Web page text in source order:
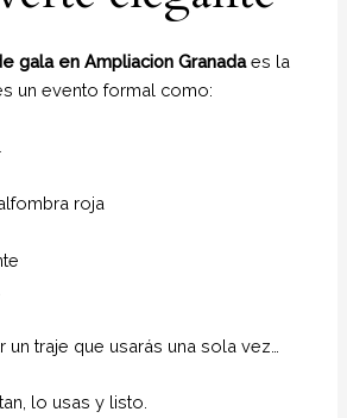
gala en Ampliacion Granadaes la
un evento formal como:
roja
traje que usarás una sola vez…
lo usas y listo.